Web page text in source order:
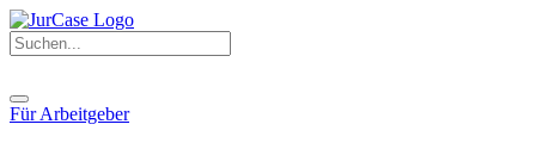
Für Arbeitgeber